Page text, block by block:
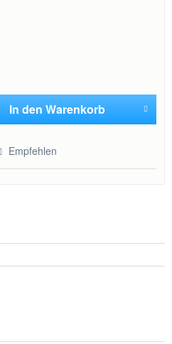
In den Warenkorb
Empfehlen